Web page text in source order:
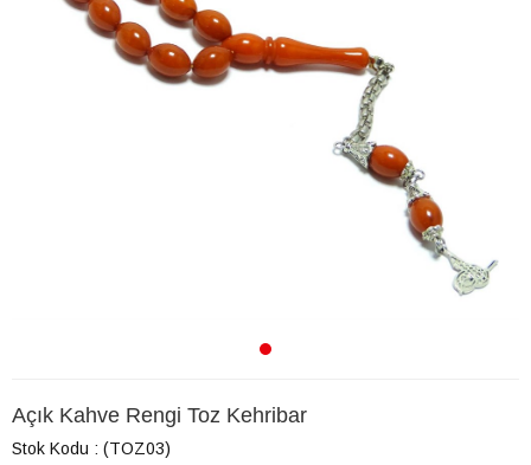
Açık Kahve Rengi Toz Kehribar
Stok Kodu
(TOZ03)